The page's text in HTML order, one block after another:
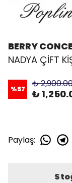
BERRY
NADYA ÇİFT
%57 ₺
₺
Paylaş: